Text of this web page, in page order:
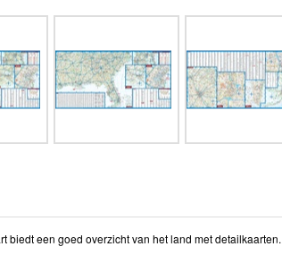
biedt een goed overzicht van het land met detailkaarten.